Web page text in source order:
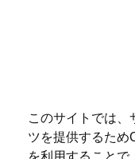
このサイトでは、
ツを提供するため
を利用することで